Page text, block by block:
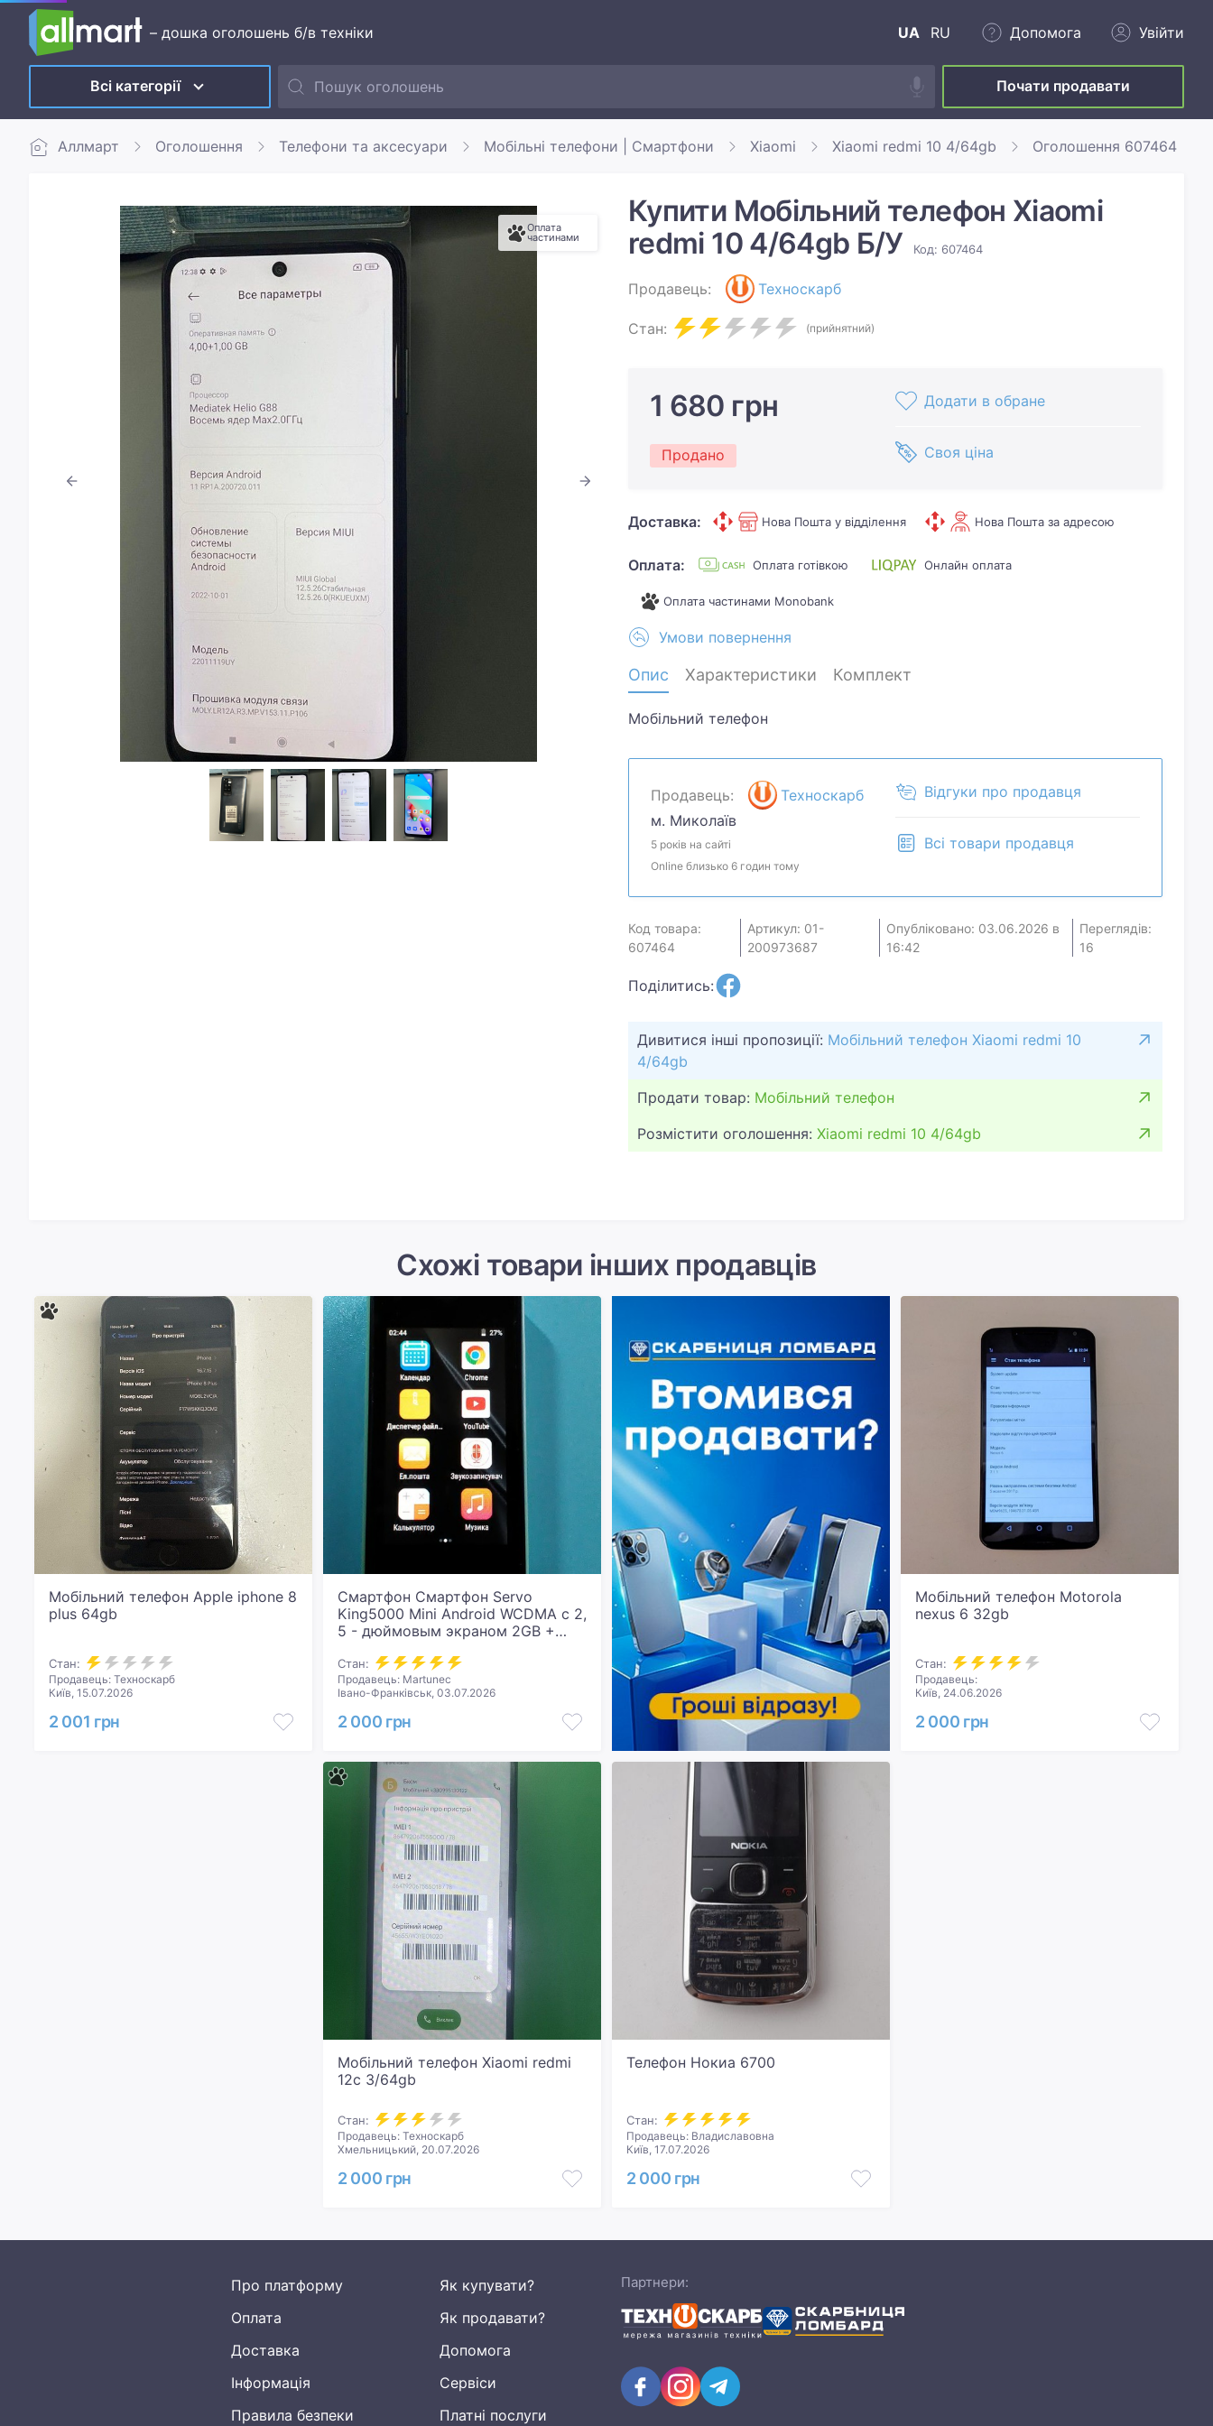
– дошка оголошень б/в техніки UA RU Допомога Увійти
Всі категорії Почати продавати
Аллмарт Оголошення Телефони та аксесуари Мобільні телефони | Смартфони Xiaomi Xiaomi redmi 10 4/64gb Оголошення 607464
Оплата
частинами
Купити Мобільний телефон Xiaomi
redmi 10 4/64gb Б/У
Код: 607464
Продавець: Техноскарб
Стан: (прийнятний)
1 680 грн
Продано
Додати в обране
Своя ціна
Доставка: Нова Пошта у відділення Нова Пошта за адресою
Оплата: Оплата готівкою Онлайн оплата
Оплата частинами Monobank
Умови повернення
Опис Характеристики Комплект
Мобільний телефон
Продавець:
Техноскарб
м. Миколаїв
5 років на сайті
Online близько 6 годин тому
Відгуки про продавця
Всі товари продавця
Код товара:
607464
Артикул: 01-
200973687
Опубліковано: 03.06.2026 в
16:42
Переглядів:
16
Поділитись:
Дивитися інші пропозиції: Мобільний телефон Xiaomi redmi 10
4/64gb
Продати товар: Мобільний телефон
Розмістити оголошення: Xiaomi redmi 10 4/64gb
Схожі товари інших продавців
Мобільний телефон Apple iphone 8
plus 64gb
Стан:
Продавець: Техноскарб
Київ, 15.07.2026
2 001 грн
Смартфон Смартфон Servo
King5000 Mini Android WCDMA с 2,
5 - дюймовым экраном 2GB +
Стан:
Продавець: Martunec
Івано-Франківськ, 03.07.2026
2 000 грн
Мобільний телефон Motorola
nexus 6 32gb
Стан:
Продавець:
Київ, 24.06.2026
2 000 грн
Мобільний телефон Xiaomi redmi
12c 3/64gb
Стан:
Продавець: Техноскарб
Хмельницький, 20.07.2026
2 000 грн
Телефон Нокиа 6700
Стан:
Продавець: Владиславовна
Київ, 17.07.2026
2 000 грн
Про платформу
Оплата
Доставка
Інформація
Правила безпеки
Як купувати?
Як продавати?
Допомога
Сервіси
Платні послуги
Партнери: